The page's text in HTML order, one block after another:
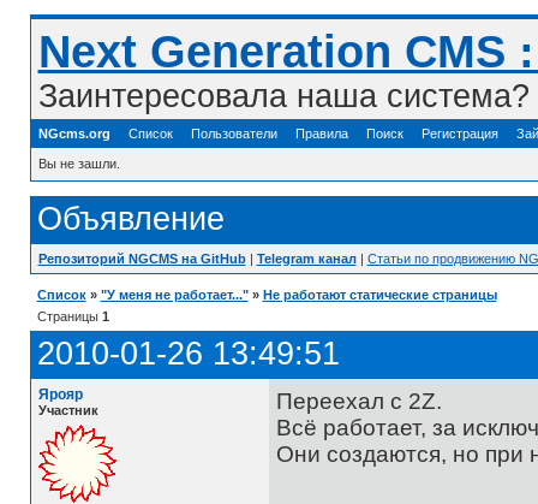
Next Generation
Заинтересовала наша
NGcms.org Список Пользователи Правила Поиск Регистрация
Вы не зашли.
Объявление
Репозиторий NGCMS на GitHub| Telegram канал| Статьи по продвижению
Список » "У меня не работает..." » Не работают статические страницы
Страницы 1
2010-01-26 13:49:51
Ярояр
Участник
Переехал с 2Z.
Всё работает, за
Они создаются, но при